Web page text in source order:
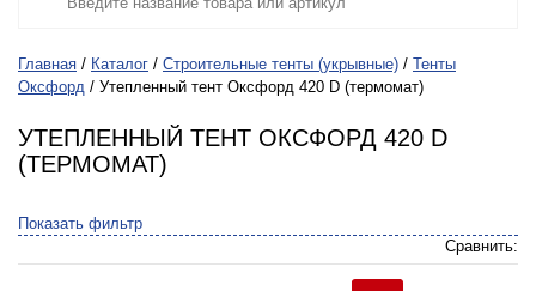
Главная Каталог Строительные тенты (укрывные)
Тенты
Оксфорд
Утепленный тент Оксфорд 420 D (термомат)
УТЕПЛЕННЫЙ ТЕНТ ОКСФОРД 420 D
(ТЕРМОМАТ)
Показать фильтр
Сравнить: